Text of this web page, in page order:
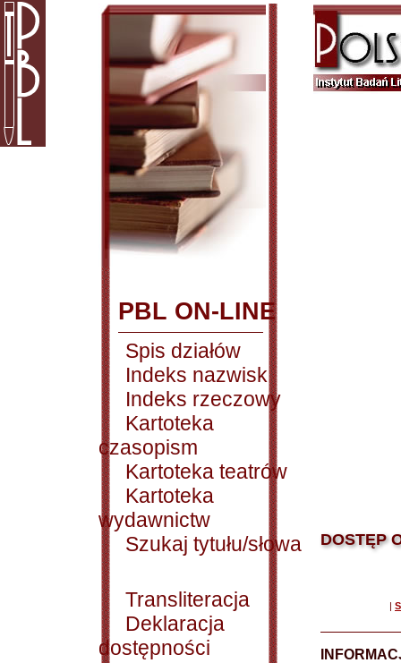
PBL ON-LINE
Spis działów
Indeks nazwisk
Indeks rzeczowy
Kartoteka
czasopism
Kartoteka teatrów
Kartoteka
wydawnictw
Szukaj tytułu/słowa
Transliteracja
Deklaracja
dostępności
DOSTĘP
|